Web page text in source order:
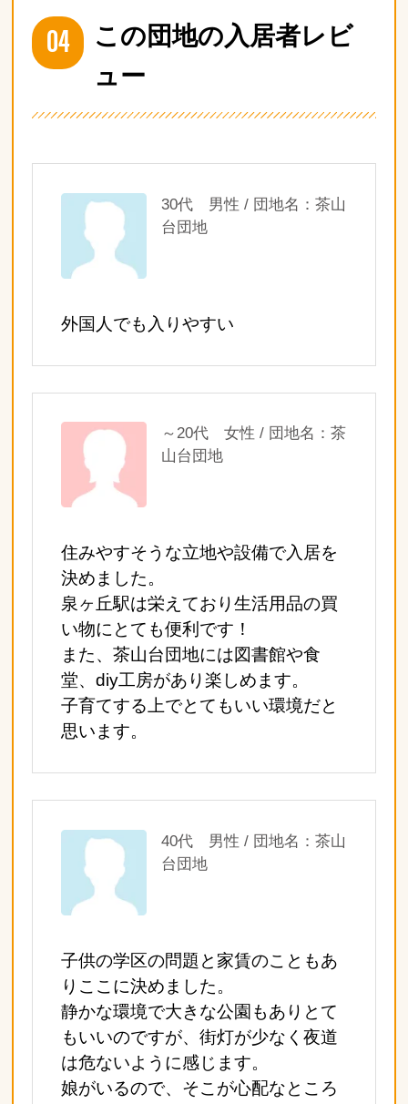
04
この団地の入居者レビ
ュー
30代 男性 / 団地名：茶山
台団地
外国人でも入りやすい
～20代 女性 / 団地名：茶
山台団地
住みやすそうな立地や設備で入居を
決めました。
泉ヶ丘駅は栄えており生活用品の買
い物にとても便利です！
また、茶山台団地には図書館や食
堂、diy工房があり楽しめます。
子育てする上でとてもいい環境だと
思います。
40代 男性 / 団地名：茶山
台団地
子供の学区の問題と家賃のこともあ
りここに決めました。
静かな環境で大きな公園もありとて
もいいのですが、街灯が少なく夜道
は危ないように感じます。
娘がいるので、そこが心配なところ